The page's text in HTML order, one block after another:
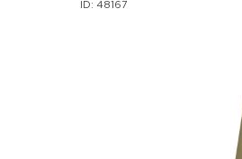
ID: 48167